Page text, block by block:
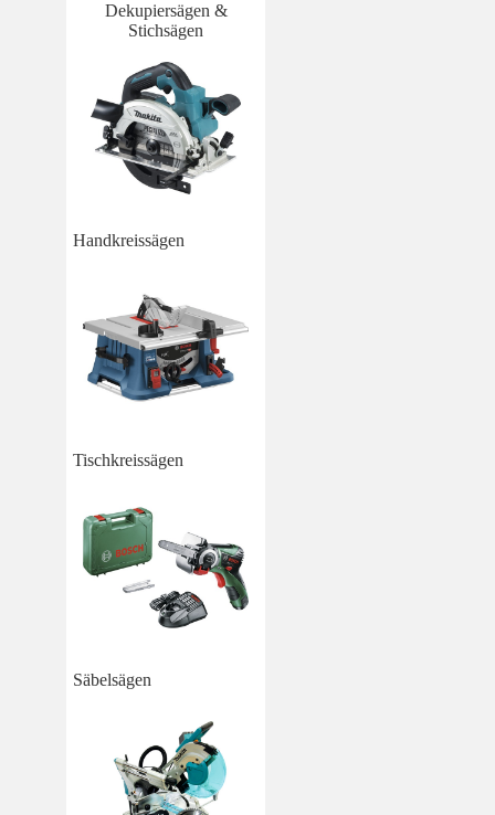
Dekupiersägen &
Stichsägen
Handkreissägen
Tischkreissägen
Säbelsägen